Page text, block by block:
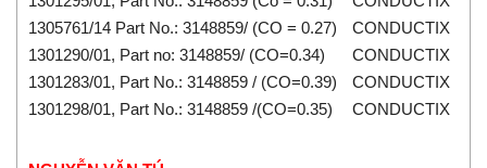
1305761/14 Part No.: 3148859/ (CO = 0.27)
CONDUCTIX
1301290/01, Part no: 3148859/ (CO=0.34)
CONDUCTIX
1301283/01, Part No.: 3148859 / (CO=0.39)
CONDUCTIX
1301298/01, Part No.: 3148859 /(CO=0.35)
CONDUCTIX